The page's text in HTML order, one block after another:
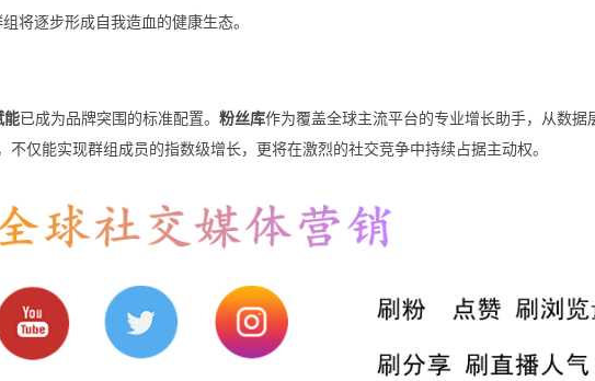
将逐步形成自我造血的健康生态。
能已成为品牌突围的标准配置。 粉丝库作为覆盖全球主流平台的专业增长助手，从数据
仅能实现群组成员的指数级增长，更将在激烈的社交竞争中持续占据主动权。